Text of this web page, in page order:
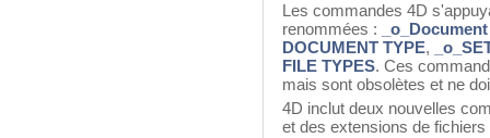
Les commandes 4D
renommées :
DOCUMENT TYPE,
FILE TYPES. Ces
mais sont obsolètes et ne
4D inclut deux nouvelles
et des extensions de